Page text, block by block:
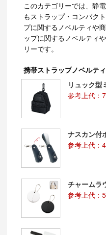
このカテゴリーでは、静
もストラップ・コンパク
プに関するノベルティや
ップに関するノベルティ
リーです。
携帯ストラップノベルテ
リュック型
参考上代：
ナスカン付
参考上代：
チャームラ
参考上代：